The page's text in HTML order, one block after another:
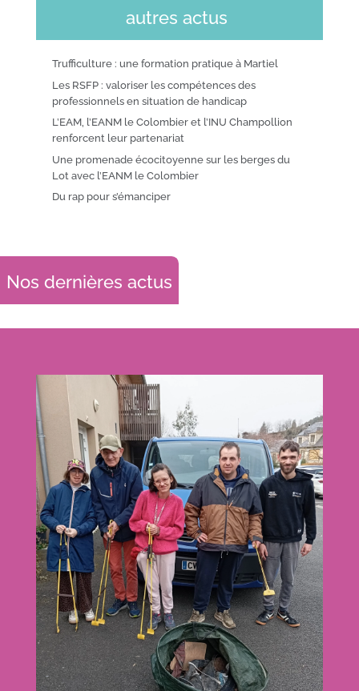
autres actus
Trufficulture : une formation pratique à Martiel
Les RSFP : valoriser les compétences des
professionnels en situation de handicap
L’EAM, l’EANM le Colombier et l’INU Champollion
renforcent leur partenariat
Une promenade écocitoyenne sur les berges du
Lot avec l’EANM le Colombier
Du rap pour s’émanciper
Nos dernières actus